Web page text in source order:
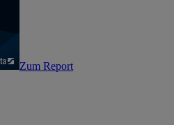
Zum Report